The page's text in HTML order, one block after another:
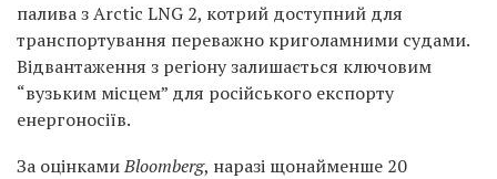
палива з Arctic LNG 2, котрий доступний для
транспортування переважно криголамними судами.
Відвантаження з регіону залишається ключовим
“вузьким місцем” для російського експорту
енергоносіїв.
За оцінкамиBloomberg, наразі щонайменше 20